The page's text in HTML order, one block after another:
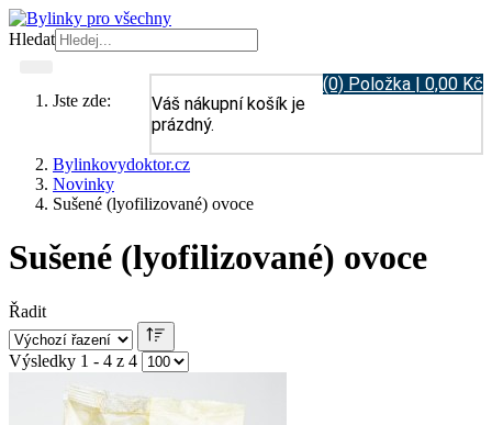
Hledat
(0) Položka | 0,00 Kč
Váš nákupní košík je
prázdný.
Jste zde:
Bylinkovydoktor.cz
Novinky
Sušené (lyofilizované) ovoce
Sušené (lyofilizované) ovoce
Řadit
Výsledky 1 - 4 z 4